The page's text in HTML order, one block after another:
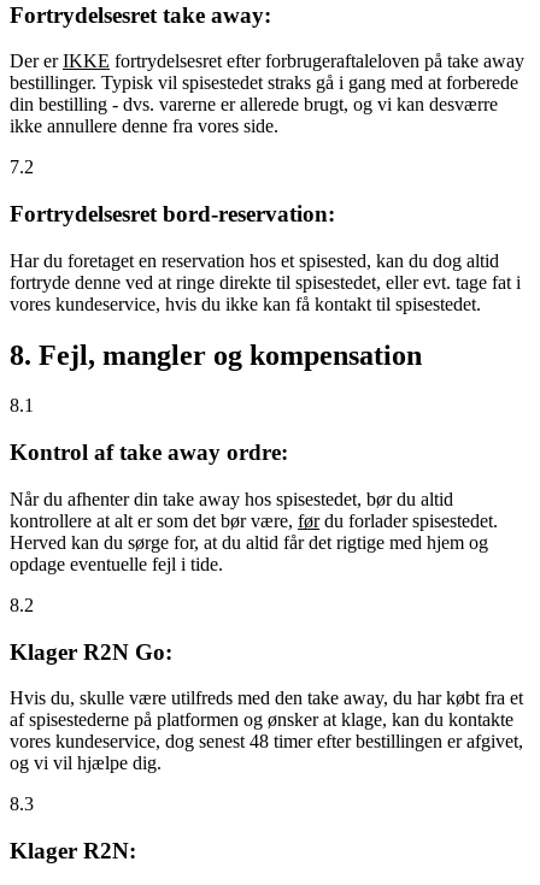
Fortrydelsesret take away:
Der erIKKE fortrydelsesret efter forbrugeraftaleloven på take away
bestillinger. Typisk vil spisestedet straks gå i gang med at forberede
din bestilling - dvs. varerne er allerede brugt, og vi kan desværre
ikke annullere denne fra vores side.
7.2
Fortrydelsesret bord-reservation:
Har du foretaget en reservation hos et spisested, kan du dog altid
fortryde denne ved at ringe direkte til spisestedet, eller evt. tage fat i
vores kundeservice, hvis du ikke kan få kontakt til spisestedet.
8. Fejl, mangler og kompensation
8.1
Kontrol af take away ordre:
Når du afhenter din take away hos spisestedet, bør du altid
kontrollere at alt er som det bør være, førdu forlader spisestedet.
Herved kan du sørge for, at du altid får det rigtige med hjem og
opdage eventuelle fejl i tide.
8.2
Klager R2N Go:
Hvis du, skulle være utilfreds med den take away, du har købt fra et
af spisestederne på platformen og ønsker at klage, kan du kontakte
vores kundeservice, dog senest 48 timer efter bestillingen er afgivet,
og vi vil hjælpe dig.
8.3
Klager R2N: